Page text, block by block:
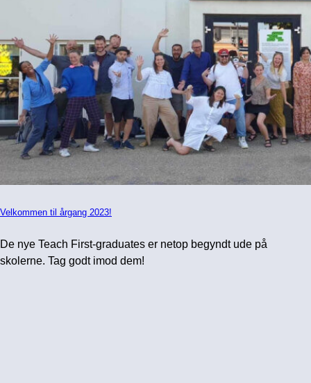
Velkommen til årgang 2023!
De nye Teach First-graduates er netop begyndt ude på
skolerne. Tag godt imod dem!